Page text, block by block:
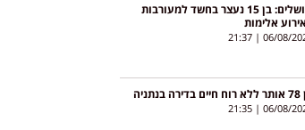
ירושלים: בן 15 נעצר בחשד למעורבות
אלימות
06/08/
21:37
בנתניה
06/08/
21:35